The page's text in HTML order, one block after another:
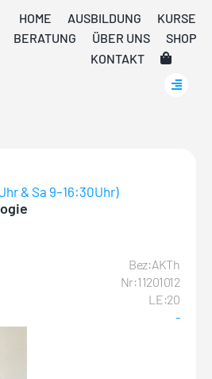
HOME AUSBILDUNG
KURSE
BERATUNG
ÜBER UNS
SHOP
KONTAKT
& Sa 9–16:30Uhr)
Bez:AKTh
Nr:11201012
LE:20
-